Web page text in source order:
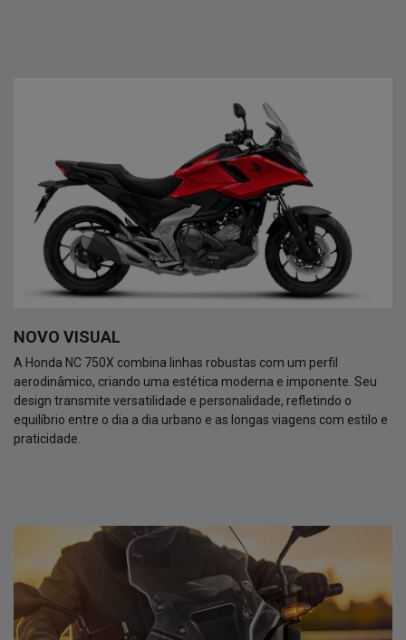
NOVO VISUAL
A Honda NC 750X combina linhas robustas com um perfil
aerodinâmico, criando uma estética moderna e imponente. Seu
design transmite versatilidade e personalidade, refletindo o
equilíbrio entre o dia a dia urbano e as longas viagens com estilo e
praticidade.